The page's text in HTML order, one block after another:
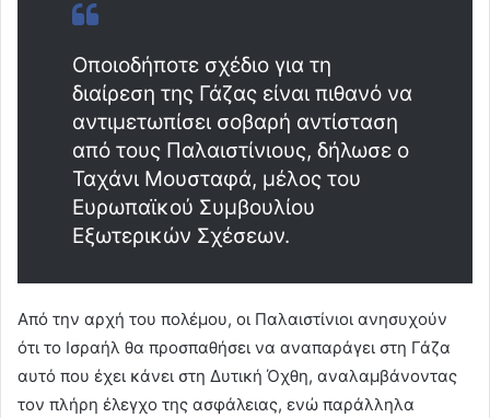
Οποιοδήποτε σχέδιο για τη
διαίρεση της Γάζας είναι πιθανό να
αντιμετωπίσει σοβαρή αντίσταση
από τους Παλαιστίνιους, δήλωσε ο
Ταχάνι Μουσταφά, μέλος του
Ευρωπαϊκού Συμβουλίου
Εξωτερικών Σχέσεων.
Από την αρχή του πολέμου, οι Παλαιστίνιοι ανησυχούν
ότι το Ισραήλ θα προσπαθήσει να αναπαράγει στη Γάζα
αυτό που έχει κάνει στη Δυτική Όχθη, αναλαμβάνοντας
τον πλήρη έλεγχο της ασφάλειας, ενώ παράλληλα